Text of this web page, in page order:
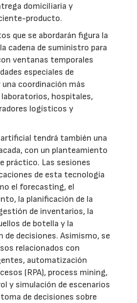
domiciliaria y
producto.
que se abordarán figura la
cadena de suministro para
ventanas temporales
especiales de
coordinación más
hospitales,
logísticos y
tendrá también una
con un planteamiento
práctico. Las sesiones
de esta tecnología
el forecasting, el
la planificación de la
de inventarios, la
de botella y la
decisiones. Asimismo, se
relacionados con
automatización
(RPA), process mining,
y simulación de escenarios
de decisiones sobre